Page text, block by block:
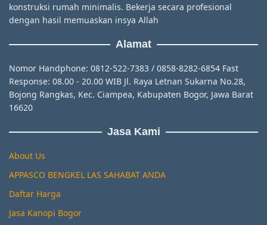
konstruksi rumah minimalis. Bekerja secara profesional
dengan hasil memuaskan insya Allah
Alamat
Nomor Handphone: 0812-522-7383 / 0858-8282-6854 Fast
Response: 08.00 - 20.00 WIB Jl. Raya Letnan Sukarna No.28,
Bojong Rangkas, Kec. Ciampea, Kabupaten Bogor, Jawa Barat
16620
Jasa Kami
About Us
APPASCO BENGKEL LAS SAHABAT ANDA
Daftar Harga
Jasa Kanopi Bogor